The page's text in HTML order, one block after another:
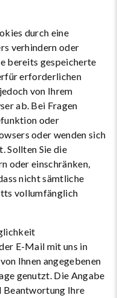
durch eine
verhindern oder
bereits gespeicherte
erforderlichen
von Ihrem
ab. Bei Fragen
oder
oder wenden sich
Sollten Sie die
oder einschränken,
nicht sämtliche
vollumfänglich
E-Mail mit uns in
Ihnen angegebenen
genutzt. Die Angabe
Beantwortung Ihre